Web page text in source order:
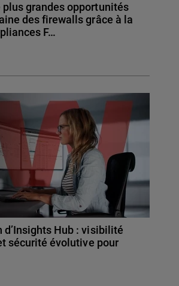
plus grandes opportunités
des firewalls grâce à la
F…
d’Insights Hub : visibilité
sécurité évolutive pour